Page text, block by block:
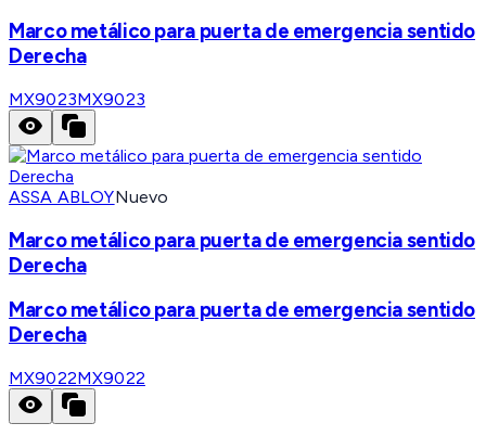
Marco metálico para puerta de emergencia sentido
Derecha
MX9023MX9023
ASSA ABLOYNuevo
Marco metálico para puerta de emergencia sentido
Derecha
Marco metálico para puerta de emergencia sentido
Derecha
MX9022MX9022